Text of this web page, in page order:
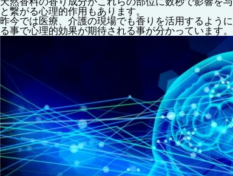
と繋がる心理的作用もあります。
昨今では医療、介護の現場でも香りを活用するように
る事で心理的効果が期待される事が分かっています。